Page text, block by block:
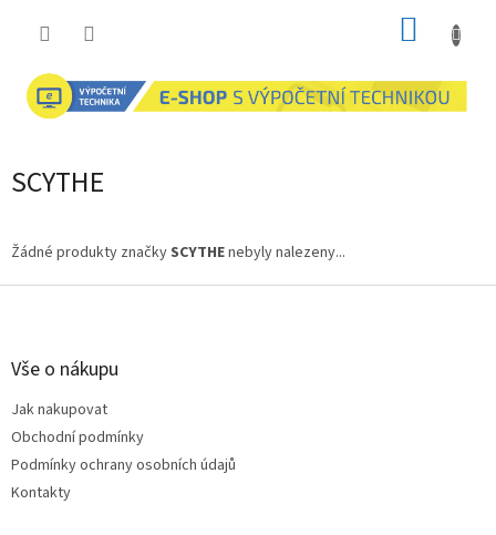
SCYTHE
Žádné produkty značkySCYTHEnebyly nalezeny...
Z
Vše o nákupu
Jak nakupovat
Obchodní podmínky
Podmínky ochrany osobních údajů
Kontakty